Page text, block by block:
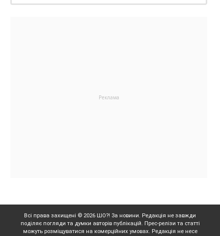
Всі права захищені © 2026 ШО?! За новини. Редакція не завжди
поділяє погляди та думки авторів публікацій. Прес-релізи та статті
можуть розміщуватися на комерційних умовах. Редакція не несе